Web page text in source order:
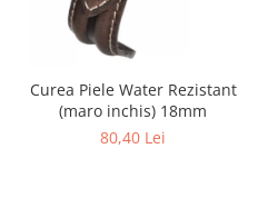
Curea Piele Water Rezistant
(maro inchis) 18mm
80,40 Lei